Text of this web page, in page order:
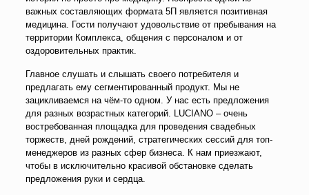
важных составляющих формата 5П является позитивная
медицина. Гости получают удовольствие от пребывания на
территории Комплекса, общения с персоналом и от
оздоровительных практик.
Главное слушать и слышать своего потребителя и
предлагать ему сегментированный продукт. Мы не
зацикливаемся на чём-то одном. У нас есть предложения
для разных возрастных категорий. LUCIANO – очень
востребованная площадка для проведения свадебных
торжеств, дней рождений, стратегических сессий для топ-
менеджеров из разных сфер бизнеса. К нам приезжают,
чтобы в исключительно красивой обстановке сделать
предложения руки и сердца.